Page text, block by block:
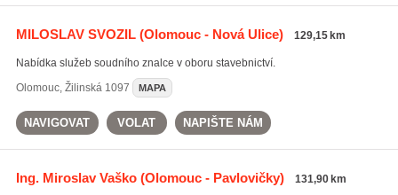
MILOSLAV SVOZIL(Olomouc - Nová Ulice) 129,15 km
Nabídka služeb soudního znalce v oboru stavebnictví.
Olomouc, Žilinská 1097 MAPA
NAVIGOVAT VOLAT NAPIŠTE NÁM
Ing. Miroslav Vaško(Olomouc - Pavlovičky) 131,90 km